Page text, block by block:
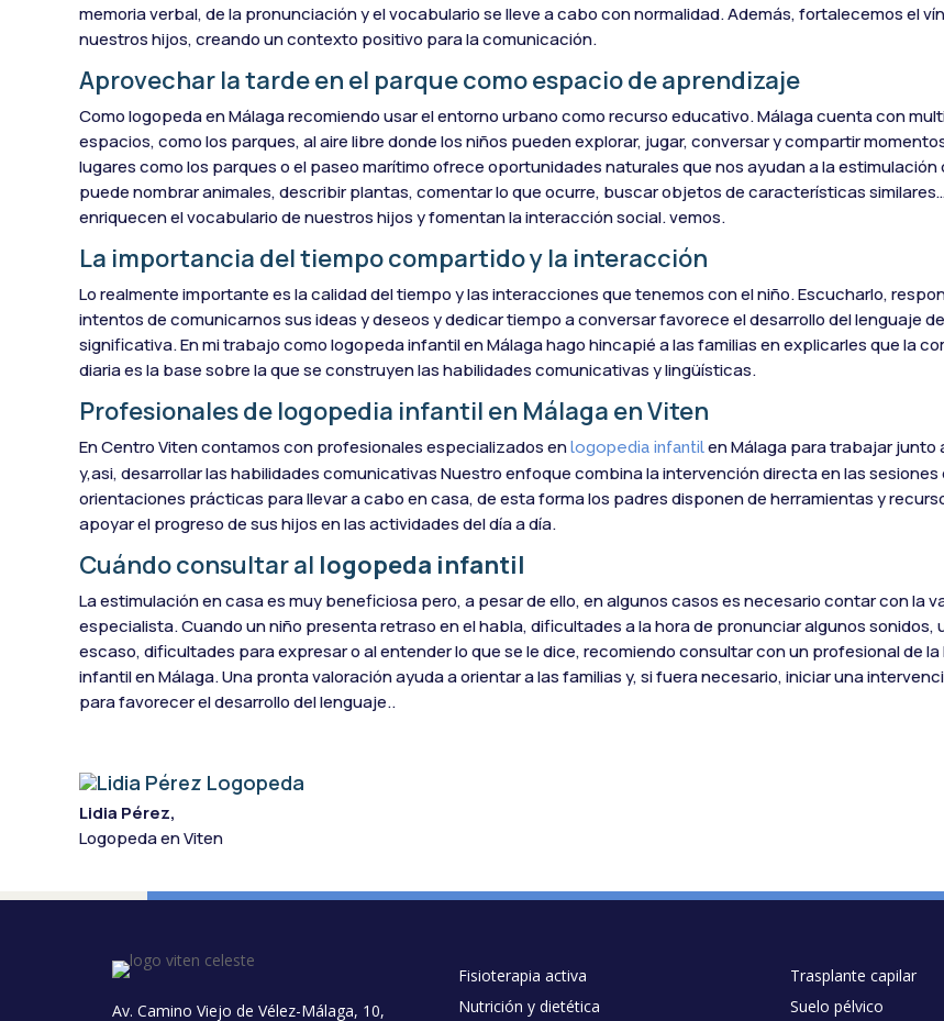
memoria verbal, de la pronunciación y el vocabulario se lleve a cabo con normalidad. Además, fortalecemos el
nuestros hijos, creando un contexto positivo para la comunicación.
Aprovechar la tarde en el parque como espacio de aprendizaje
Como logopeda en Málaga recomiendo usar el entorno urbano como recurso educativo. Málaga cuenta con
espacios, como los parques, al aire libre donde los niños pueden explorar, jugar, conversar y compartir
lugares como los parques o el paseo marítimo ofrece oportunidades naturales que nos ayudan a la estimulación
puede nombrar animales, describir plantas, comentar lo que ocurre, buscar objetos de características
enriquecen el vocabulario de nuestros hijos y fomentan la interacción social. vemos.
La importancia del tiempo compartido y la interacción
Lo realmente importante es la calidad del tiempo y las interacciones que tenemos con el niño. Escucharlo,
intentos de comunicarnos sus ideas y deseos y dedicar tiempo a conversar favorece el desarrollo del lenguaje
significativa. En mi trabajo como logopeda infantil en Málaga hago hincapié a las familias en explicarles que la
diaria es la base sobre la que se construyen las habilidades comunicativas y lingüísticas.
Profesionales de logopedia infantil en Málaga en Viten
En Centro Viten contamos con profesionales especializados enlogopedia infantilen Málaga para trabajar junto
y,asi, desarrollar las habilidades comunicativas Nuestro enfoque combina la intervención directa en las sesiones
orientaciones prácticas para llevar a cabo en casa, de esta forma los padres disponen de herramientas y
apoyar el progreso de sus hijos en las actividades del día a día.
Cuándo consultar al logopeda infantil
La estimulación en casa es muy beneficiosa pero, a pesar de ello, en algunos casos es necesario contar con la
especialista. Cuando un niño presenta retraso en el habla, dificultades a la hora de pronunciar algunos sonidos,
escaso, dificultades para expresar o al entender lo que se le dice, recomiendo consultar con un profesional de
infantil en Málaga. Una pronta valoración ayuda a orientar a las familias y, si fuera necesario, iniciar una
para favorecer el desarrollo del lenguaje..
Lidia Pérez,
Logopeda en Viten
Av. Camino Viejo de Vélez-Málaga, 10,
Fisioterapia activa
Nutrición y dietética
Trasplante capilar
Suelo pélvico